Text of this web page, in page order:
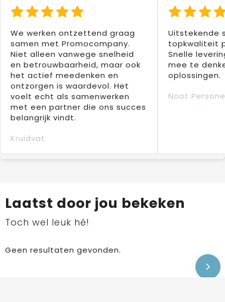
We werken ontzettend graag
samen met Promocompany.
Niet alleen vanwege snelheid
en betrouwbaarheid, maar ook
het actief meedenken en
ontzorgen is waardevol. Het
voelt echt als samenwerken
met een partner die ons succes
belangrijk vindt.
Kruidvat
Uitstekende
topkwaliteit
Snelle
mee te
oplossingen.
Noot
Laatst door jou bekeken
Toch wel leuk hé!
Geen resultaten gevonden.